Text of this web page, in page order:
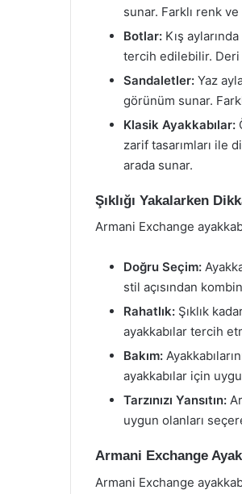
sunar. Farklı renk
Botlar: Kış
tercih edilebilir. Deri
Sandaletler: Yaz
görünüm sunar.
Klasik Ayakkabılar:
zarif tasarımları ile
arada sunar.
Şıklığı Yakalarken
Armani Exchange
Doğru Seçim:
stil açısından
Rahatlık: Şıklık
ayakkabılar tercih
Bakım:
ayakkabılar için
Tarzınızı Yansıtın:
uygun olanları
Armani Exchange
Armani Exchange